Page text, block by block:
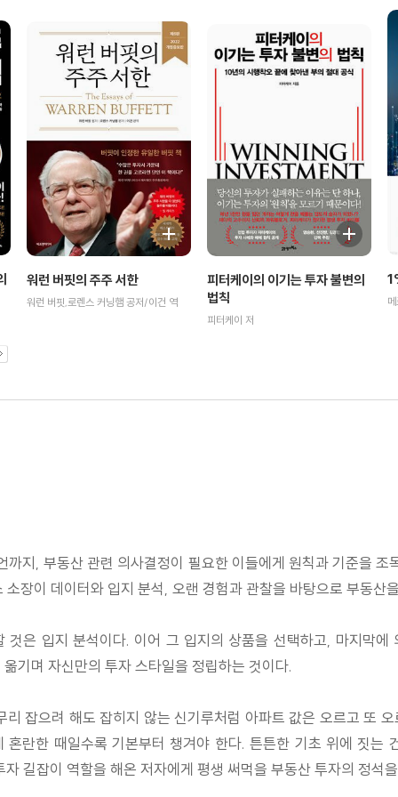
워런 버핏의 주주 서한
워런 버핏,로렌스 커닝햄 공저/이건 역
피터케이의 이기는 투자 불변의
법칙
피터케이 저
까지, 부동산 관련 의사결정이 필요한 이들에게 원칙과 기준을 조
장이 데이터와 입지 분석, 오랜 경험과 관찰을 바탕으로 부동산
은 입지 분석이다. 이어 그 입지의 상품을 선택하고, 마지막
기며 자신만의 투자 스타일을 정립하는 것이다.
잡으려 해도 잡히지 않는 신기루처럼 아파트 값은 오르고 또
란한 때일수록 기본부터 챙겨야 한다. 튼튼한 기초 위에 짓는
길잡이 역할을 해온 저자에게 평생 써먹을 부동산 투자의 정석